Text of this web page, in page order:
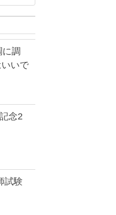
調
いで
念2
試験